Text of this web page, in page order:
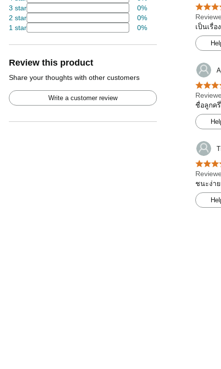
3 star
0%
2 star
0%
1 star
0%
Review this product
Share your thoughts with other customers
Write a customer review
เป็นเรื่
ชื่อลูกค
ชนะง่า